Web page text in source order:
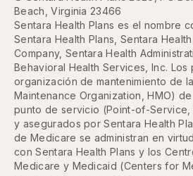
Beach, Virginia 23466
Sentara Health Plans es el nombre
Sentara Health Plans, Sentara
Company, Sentara Health
Behavioral Health Services, Inc. Los
organización de mantenimiento de
Maintenance Organization, HMO)
punto de servicio (Point-of-Service,
y asegurados por Sentara Health
de Medicare se administran en
con Sentara Health Plans y los
Medicare y Medicaid (Centers for